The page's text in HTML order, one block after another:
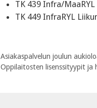
TK 439 Infra/
TK 449 InfraRYL
Asiakaspalvelun joulun
Oppilaitosten lisenssityypit